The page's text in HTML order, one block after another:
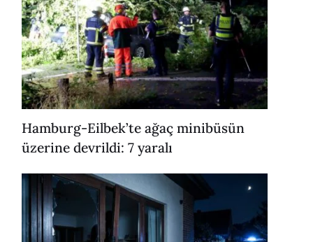
Hamburg-Eilbek’te ağaç minibüsün
üzerine devrildi: 7 yaralı